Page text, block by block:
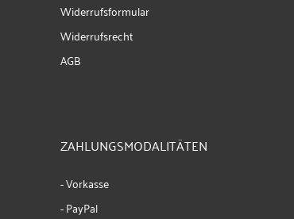
Widerrufsformular
Widerrufsrecht
AGB
ZAHLUNGSMODALITÄTEN
- Vorkasse
- PayPal